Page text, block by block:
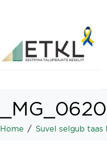
_MG_0620
Home Suvel selgub